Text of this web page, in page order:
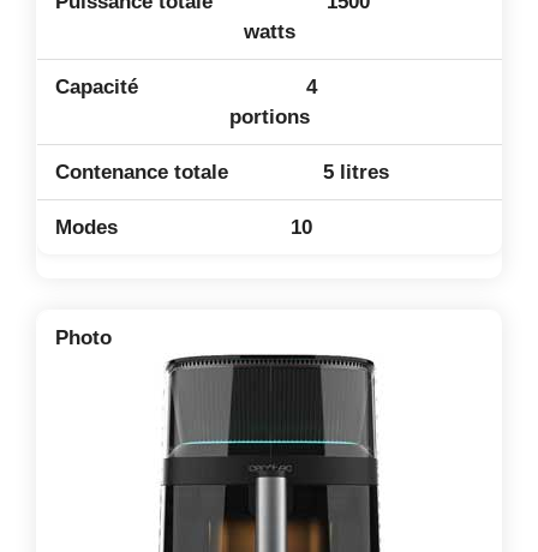
watts
4
portions
5 litres
10